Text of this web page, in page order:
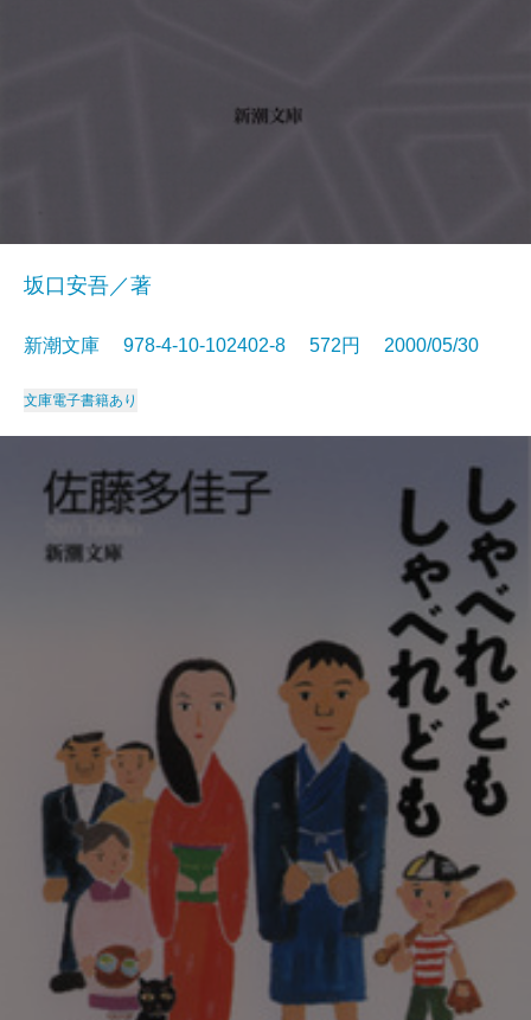
坂口安吾／著
新潮文庫 978-4-10-102402-8 572円 2000/05/30
文庫電子書籍あり